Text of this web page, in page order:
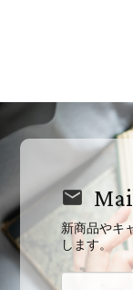
新商品やキ
します。